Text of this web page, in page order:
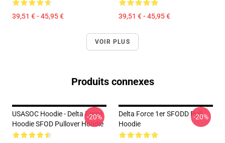
39,51 € - 45,95 € 39,51 € - 45,95 €
VOIR PLUS
Produits connexes
USASOC Hoodie - Delta Force
Hoodie SFOD Pullover Hoodie
-20%
Delta Force 1er SFODD Pull
Hoodie
-20%